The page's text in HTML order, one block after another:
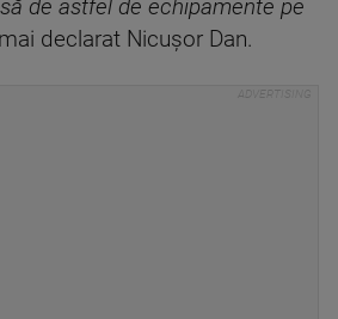
de astfel de echipamente pe
declarat Nicuşor Dan.